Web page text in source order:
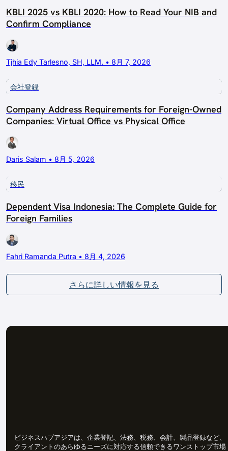
KBLI 2025 vs KBLI 2020: How to Read Your NIB and
Confirm Compliance
Tjhia Edy Tarlesno, SH, LLM. • 8月 7, 2026
会社登録
Company Address Requirements for Foreign-Owned
Companies: Virtual Office vs Physical Office
Daris Salam • 8月 5, 2026
移民
Dependent Visa Indonesia: The Complete Guide for
Foreign Families
Fahri Ramanda Putra • 8月 4, 2026
さらに詳しい情報を見る
ビジネスハブアジアは、企業登記、法務、税務、会計、製品登録など、
クライアントのあらゆるニーズに対応する信頼できるワンストップ市場